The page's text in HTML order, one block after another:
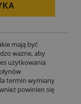
mają być
ważne, aby
użytkowania
termin wymiany
powinien się